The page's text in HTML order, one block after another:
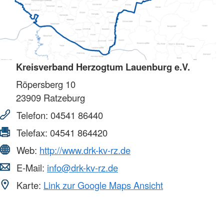
Kreisverband Herzogtum Lauenburg e.V.
Röpersberg 10
23909 Ratzeburg
Telefon: 04541 86440
Telefax: 04541 864420
Web: http://www.drk-kv-rz.de
E-Mail: info@drk-kv-rz.de
Karte: Link zur Google Maps Ansicht